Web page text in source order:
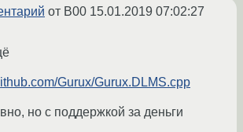
от B00 15.01.2019 07:02:27
Gurux/Gurux.DLMS.cpp
но с поддержкой за деньги